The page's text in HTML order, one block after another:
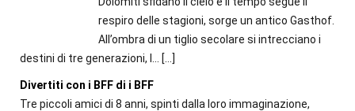
respiro delle stagioni, sorge un antico Gasthof.
All’ombra di un tiglio secolare si intrecciano i
destini di tre generazioni, l...
[…]
Divertiti con i BFF di i BFF
Tre piccoli amici di 8 anni, spinti dalla loro immaginazione,